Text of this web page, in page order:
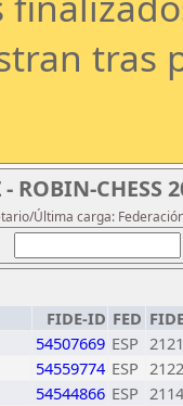
tras
- ROBIN-CHESS
Última carga:
FIDE-ID FED
54507669 ESP 2121
54559774 ESP 2122
54544866 ESP 2114